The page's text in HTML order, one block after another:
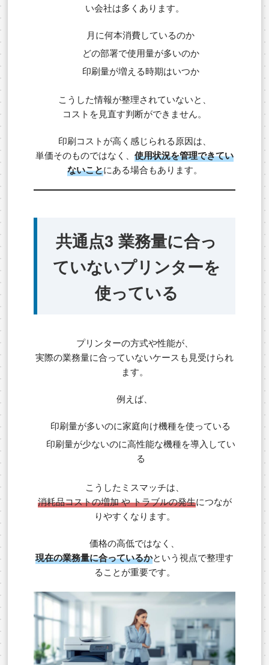
い会社は多くあります。
月に何本消費しているのか
どの部署で使用量が多いのか
印刷量が増える時期はいつか
こうした情報が整理されていないと、
コストを見直す判断ができません。
印刷コストが高く感じられる原因は、
単価そのものではなく、 使用状況を管理できてい
ないことにある場合もあります。
共通点3 業務量に合っ
ていないプリンターを
使っている
プリンターの方式や性能が、
実際の業務量に合っていないケースも見受けられ
ます。
例えば、
印刷量が多いのに家庭向け機種を使っている
印刷量が少ないのに高性能な機種を導入してい
る
こうしたミスマッチは、
消耗品コストの増加 や トラブルの発生につなが
りやすくなります。
価格の高低ではなく、
現在の業務量に合っているかという視点で整理す
ることが重要です。